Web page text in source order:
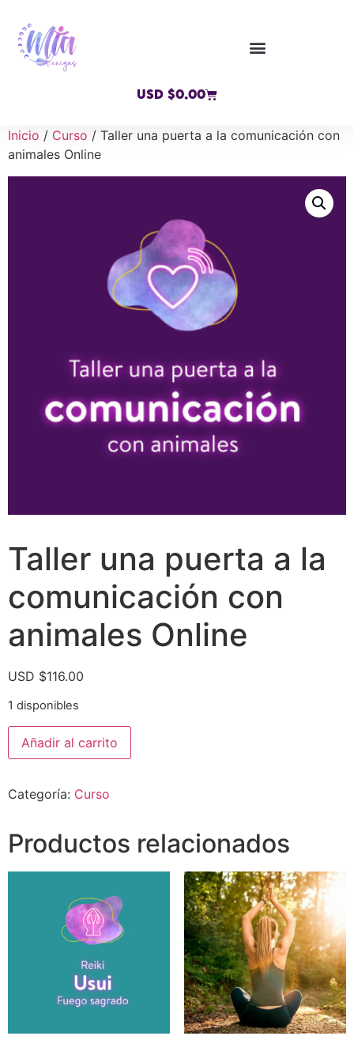
USD $0.00
Inicio / Curso / Taller una puerta a la comunicación con
animales Online
Taller una puerta a la
comunicación con
animales Online
USD $116.00
1 disponibles
Añadir al carrito
Categoría: Curso
Productos relacionados